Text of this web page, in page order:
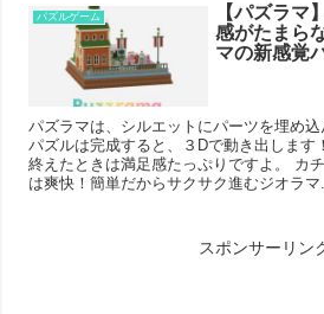
パズルゲーム
【パズラマ
感がたまら
マの新感覚
パズラマは、シルエットにパーツを埋め込
パズルは完成すると、３Dで動き出します
終えたときは満足感たっぷりですよ。 カ
は爽快！簡単だからサクサク進むジオラマ
スポンサーリン